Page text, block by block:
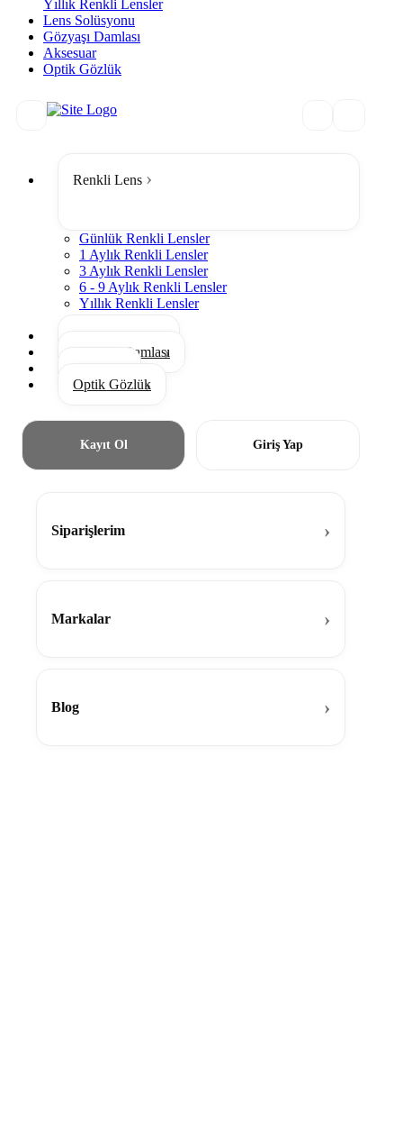
Yıllık Renkli Lensler
Lens Solüsyonu
Gözyaşı Damlası
Aksesuar
Optik Gözlük
Renkli Lens
Günlük Renkli Lensler
1 Aylık Renkli Lensler
3 Aylık Renkli Lensler
6 - 9 Aylık Renkli Lensler
Yıllık Renkli Lensler
Gözyaşı Damlası
Optik Gözlük
Kayıt Ol Giriş Yap
Siparişlerim
Markalar
Blog